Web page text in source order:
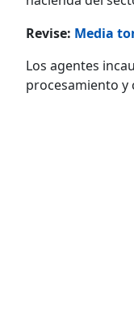
Revise: Media
Los agentes
procesamiento y